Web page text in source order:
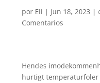
por Eli | Jun 18, 2023 |
Comentarios
Hendes
hurtigt temperaturfoler